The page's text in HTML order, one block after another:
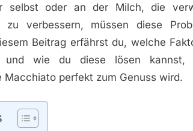
selbst oder an der Milch, die
zu verbessern, müssen diese
Beitrag erfährst du, welche
und wie du diese lösen kannst,
Macchiato perfekt zum Genuss wird.